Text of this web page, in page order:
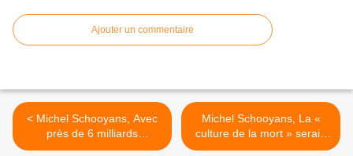
Ajouter un commentaire
< Michel Schooyans, Avec
près de 6 milliards
d'habitants n'a-t-on pas
Michel Schooyans, La «
culture de la mort » serait-
elle une caractéristique de